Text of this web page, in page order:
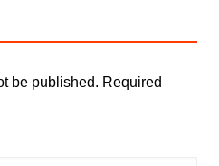
be published. Required